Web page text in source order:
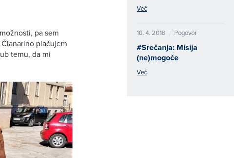
pa sem
plačujem
temu, da mi
Več
10. 4. 2018 | Pogovor
#Srečanja: Misija
(ne)mogoče
Več